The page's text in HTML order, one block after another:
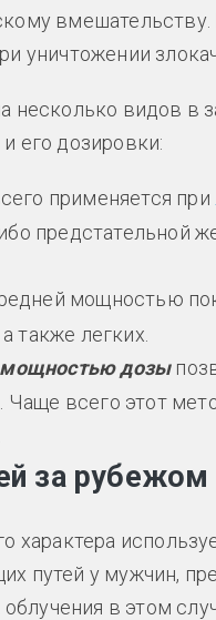
вмешательству.
уничтожении
несколько видов в
его дозировки:
применяется при
предстательной
мощностью
также легких.
мощностью дозы
всего этот
за рубежом
характера
путей у мужчин,
в этом